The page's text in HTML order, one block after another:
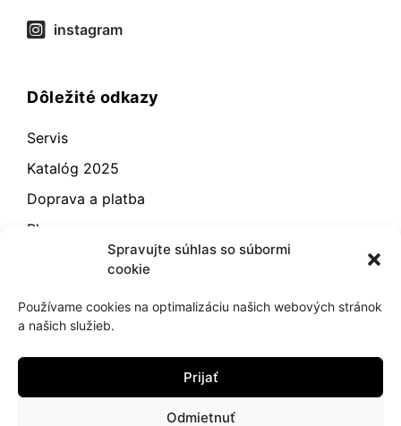
Spravujte súhlas so súbormi
cookie
Používame cookies na optimalizáciu našich webových stránok
a našich služieb.
Prijať
Odmietnuť
instagram
Dôležité odkazy
Servis
Katalóg 2025
Doprava a platba
Blog
Odstúpenie od zmluvy
Zásady používania súborov cookie (EÚ)